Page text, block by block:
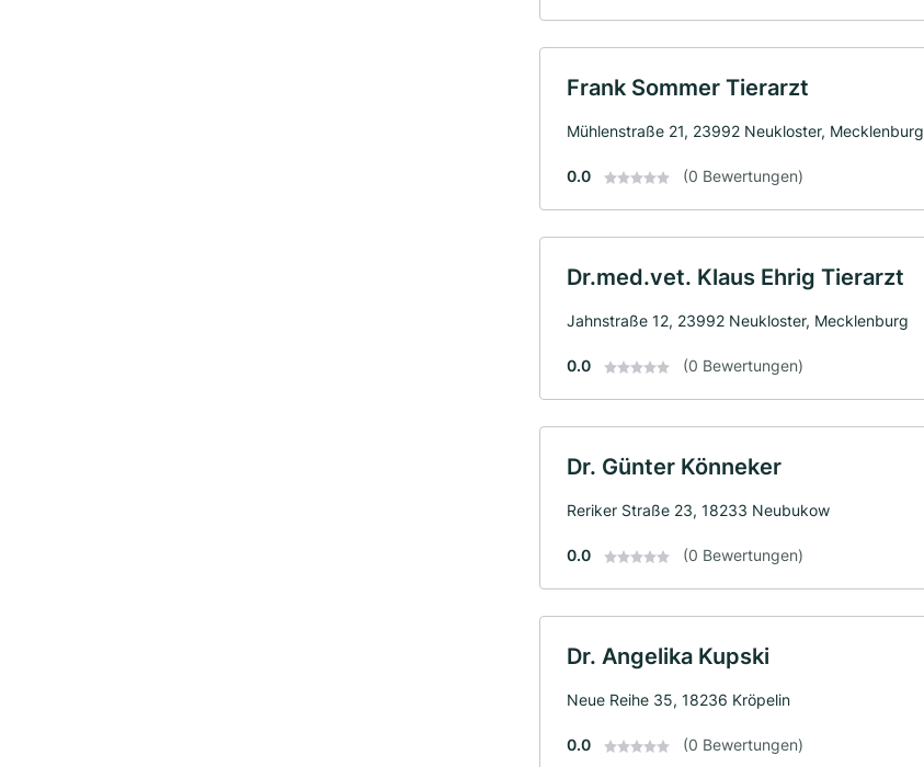
Frank Sommer Tierarzt
Mühlenstraße 21, 23992 Neukloster, Mecklenburg
0.0 (0 Bewertungen)
Dr.med.vet. Klaus Ehrig Tierarzt
Jahnstraße 12, 23992 Neukloster, Mecklenburg
0.0 (0 Bewertungen)
Dr. Günter Könneker
Reriker Straße 23, 18233 Neubukow
0.0 (0 Bewertungen)
Dr. Angelika Kupski
Neue Reihe 35, 18236 Kröpelin
0.0 (0 Bewertungen)